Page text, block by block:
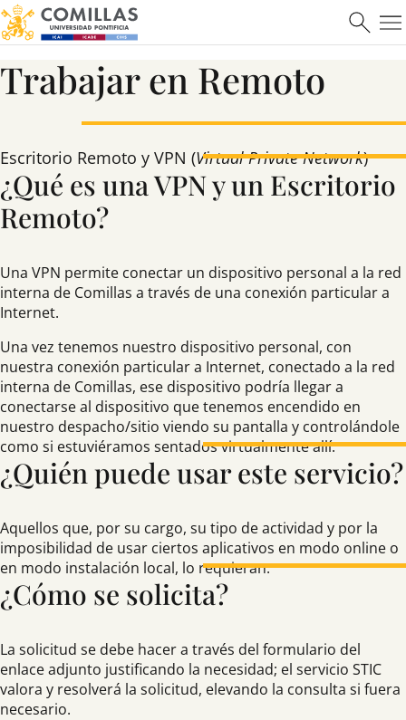
Máster en Ciberseguridad
Trabajar en Remoto
Escritorio Remoto y VPN (Virtual Private Network)
¿Qué es una VPN y un Escritorio
Remoto?
Una VPN permite conectar un dispositivo personal a la red
interna de Comillas a través de una conexión particular a
Internet.
Una vez tenemos nuestro dispositivo personal, con
nuestra conexión particular a Internet, conectado a la red
interna de Comillas, ese dispositivo podría llegar a
conectarse al dispositivo que tenemos encendido en
nuestro despacho/sitio viendo su pantalla y controlándole
como si estuviéramos sentados virtualmente allí.
¿Quién puede usar este servicio?
Aquellos que, por su cargo, su tipo de actividad y por la
imposibilidad de usar ciertos aplicativos en modo online o
en modo instalación local, lo requieran.
¿Cómo se solicita?
La solicitud se debe hacer a través del formulario del
enlace adjunto justificando la necesidad; el servicio STIC
valora y resolverá la solicitud, elevando la consulta si fuera
necesario.